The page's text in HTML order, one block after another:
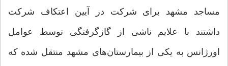
مساجد مشهد برای شرکت در آیین اعتکاف شرکت
داشتند با علایم ناشی از گازگرفتگی توسط عوامل
اورژانس به یکی از بیمارستان‌های مشهد منتقل شده که